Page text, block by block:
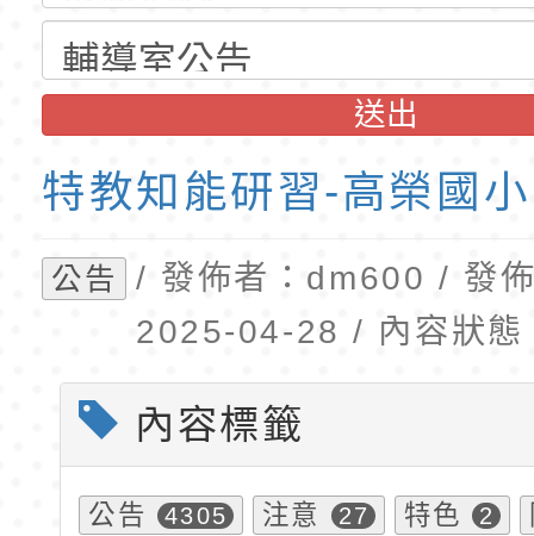
訓練課程」，歡迎已
育專業人員資格者報
民小學115學年度「
理人員」甄選
東門國小115學年度
梯特教代課教師甄選
公告(尚有缺額)
錄取公告-桃園市桃
民小學115學年度「
班教師助理員」甄選
東門國小115學年度
梯特教代理教師甄選
公告(尚有缺額)
東門國小附設幼兒園
第1學期第2梯代理教
招錄取公告
送出
特教知能研習-高榮國小
公告
/ 發佈者：dm600 / 發
2025-04-28 / 內容狀態
內容標籤
公告 4305 注意 27 特色 2